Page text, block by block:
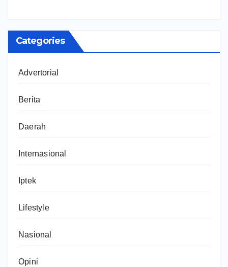
Categories
Advertorial
Berita
Daerah
Internasional
Iptek
Lifestyle
Nasional
Opini